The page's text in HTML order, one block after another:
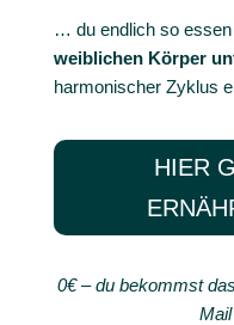
… du endlich so
weiblichen Körper
harmonischer Zyklus
HIER
0€ – du bekommst